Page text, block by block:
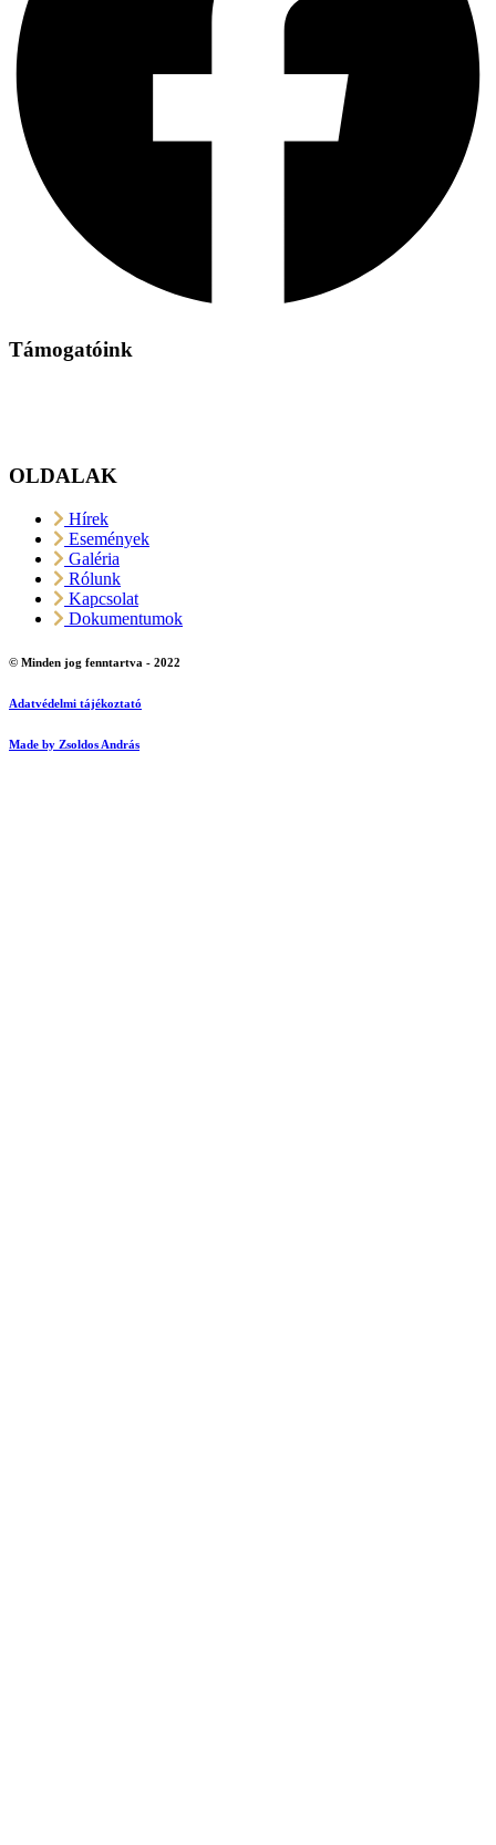
Támogatóink
OLDALAK
Hírek
Események
Galéria
Rólunk
Kapcsolat
Dokumentumok
© Minden jog fenntartva - 2022
Adatvédelmi tájékoztató
Made by Zsoldos András